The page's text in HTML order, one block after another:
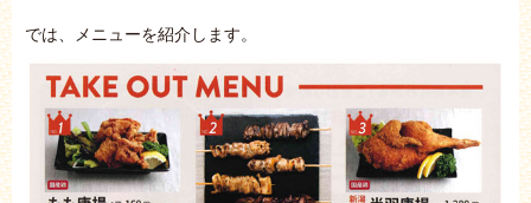
では、メニューを紹介します。